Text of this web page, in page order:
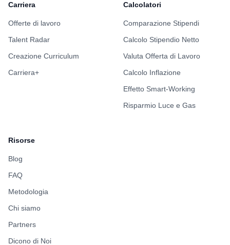
Carriera
Offerte di lavoro
Talent Radar
Creazione Curriculum
Carriera+
Calcolatori
Comparazione Stipendi
Calcolo Stipendio Netto
Valuta Offerta di Lavoro
Calcolo Inflazione
Effetto Smart-Working
Risparmio Luce e Gas
Risorse
Blog
FAQ
Metodologia
Chi siamo
Partners
Dicono di Noi